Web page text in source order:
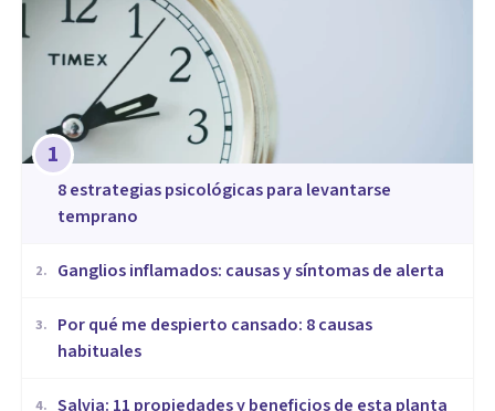
1
8 estrategias psicológicas para levantarse
temprano
2. Ganglios inflamados: causas y síntomas de alerta
3.
Por qué me despierto cansado: 8 causas
habituales
4. Salvia: 11 propiedades y beneficios de esta planta